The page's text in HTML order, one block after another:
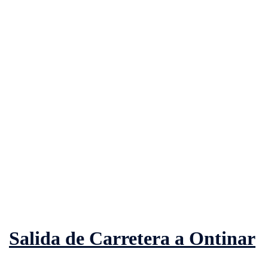
Salida de Carretera a Ontinar